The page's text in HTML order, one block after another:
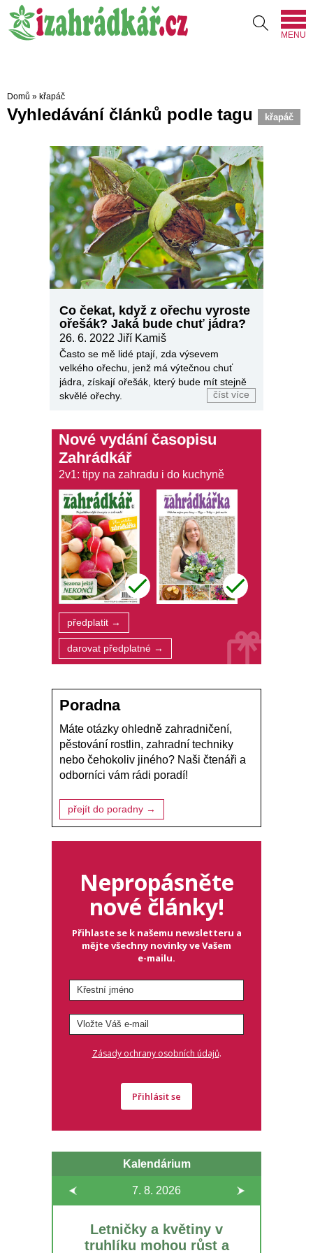
MENU
Domů » křapáč
Vyhledávání článků podle tagu křapáč
Co čekat, když z ořechu vyroste
ořešák? Jaká bude chuť jádra?
26. 6. 2022 Jiří Kamiš
Často se mě lidé ptají, zda výsevem
velkého ořechu, jenž má výtečnou chuť
jádra, získají ořešák, který bude mít stejně
skvělé ořechy.
číst více
Nové vydání časopisu
Zahrádkář
2v1: tipy na zahradu i do kuchyně
předplatit →
darovat předplatné →
Poradna
Máte otázky ohledně zahradničení,
pěstování rostlin, zahradní techniky
nebo čehokoliv jiného? Naši čtenáři a
odborníci vám rádi poradí!
přejít do poradny →
Nepropásněte
nové články!
Přihlaste se k našemu newsletteru a
mějte všechny novinky ve Vašem
e-mailu.
Zásady ochrany osobních údajů.
Přihlásit se
Kalendárium
7. 8. 2026
Letničky a květiny v
truhlíku mohou růst a